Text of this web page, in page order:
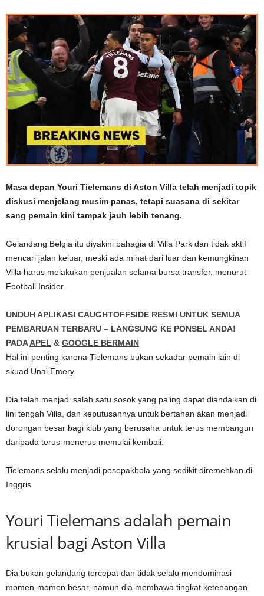
Masa depan Youri Tielemans di Aston Villa telah menjadi topik
diskusi menjelang musim panas, tetapi suasana di sekitar
sang pemain kini tampak jauh lebih tenang.
Gelandang Belgia itu diyakini bahagia di Villa Park dan tidak aktif
mencari jalan keluar, meski ada minat dari luar dan kemungkinan
Villa harus melakukan penjualan selama bursa transfer, menurut
Football Insider.
UNDUH APLIKASI CAUGHTOFFSIDE RESMI UNTUK SEMUA
PEMBARUAN TERBARU – LANGSUNG KE PONSEL ANDA!
PADAAPEL & GOOGLE BERMAIN
Hal ini penting karena Tielemans bukan sekadar pemain lain di
skuad Unai Emery.
Dia telah menjadi salah satu sosok yang paling dapat diandalkan di
lini tengah Villa, dan keputusannya untuk bertahan akan menjadi
dorongan besar bagi klub yang berusaha untuk terus membangun
daripada terus-menerus memulai kembali.
Tielemans selalu menjadi pesepakbola yang sedikit diremehkan di
Inggris.
Youri Tielemans adalah pemain
krusial bagi Aston Villa
Dia bukan gelandang tercepat dan tidak selalu mendominasi
momen-momen besar, namun dia membawa tingkat ketenangan